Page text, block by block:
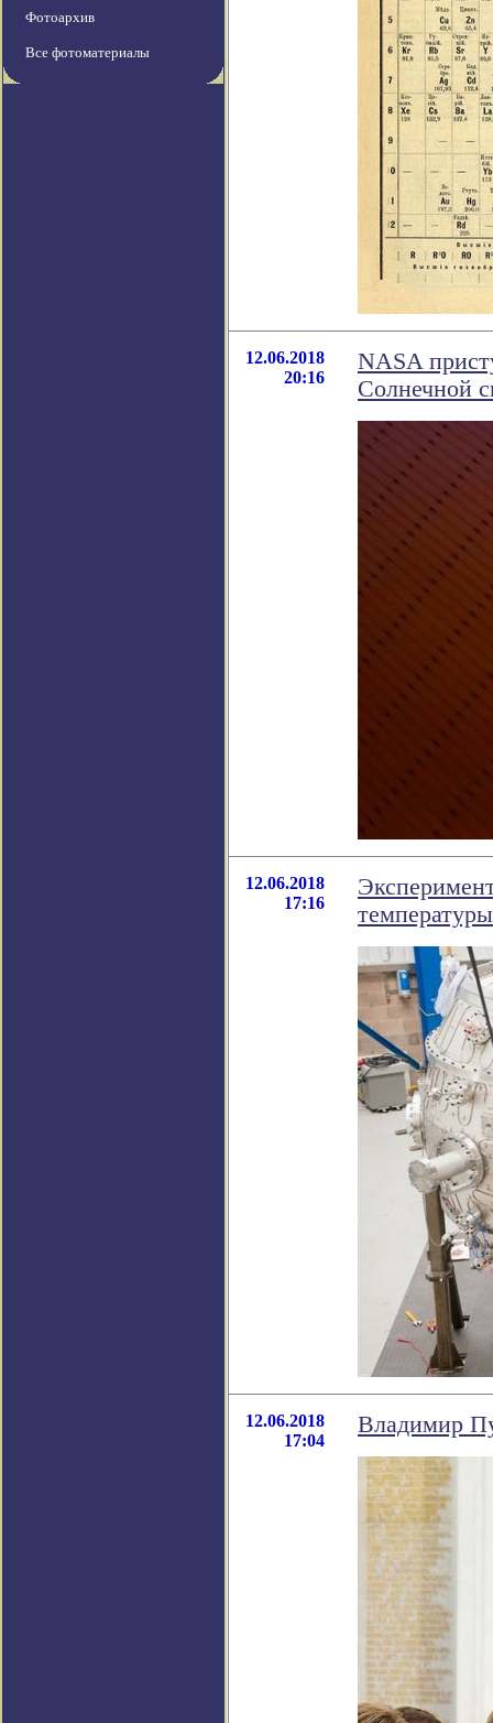
Фотоархив
Все фотоматериалы
12.06.2018
20:16
NASA
Солнечной
12.06.2018
17:16
12.06.2018
17:04
Владимир